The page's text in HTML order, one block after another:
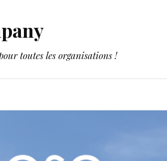
toutes les organisations !